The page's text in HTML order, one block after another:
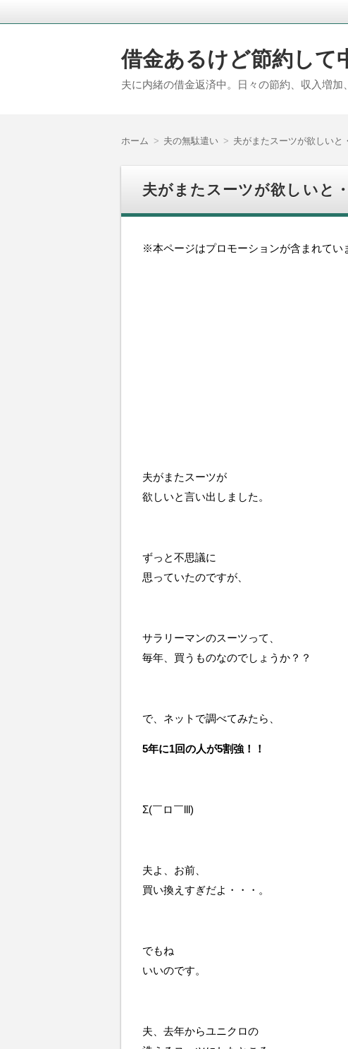
借金あるけど節約して
夫に内緒の借金返済中。日々の節約、収入増
ホーム 夫の無駄遣い 夫がまたスーツが欲しいと
夫がまたスーツが欲しいと
※本ページはプロモーションが含まれてい
夫がまたスーツが
欲しいと言い出しました。
ずっと不思議に
思っていたのですが、
サラリーマンのスーツって、
毎年、買うものなのでしょうか？？
で、ネットで調べてみたら、
5年に1回の人が5割強！！
Σ(￣ロ￣lll)
夫よ、お前、
買い換えすぎだよ・・・。
でもね
いいのです。
夫、去年からユニクロの